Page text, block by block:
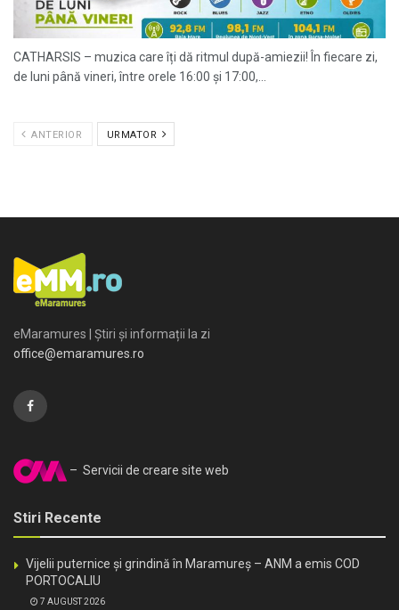
CATHARSIS – muzica care îți dă ritmul după-amiezii! În fiecare zi,
de luni până vineri, între orele 16:00 și 17:00,...
ANTERIOR URMATOR
eMaramures | Știri și informații la zi
office@emaramures.ro
– Servicii de creare site web
Stiri Recente
Vijelii puternice și grindină în Maramureș – ANM a emis COD
PORTOCALIU
7 AUGUST 2026